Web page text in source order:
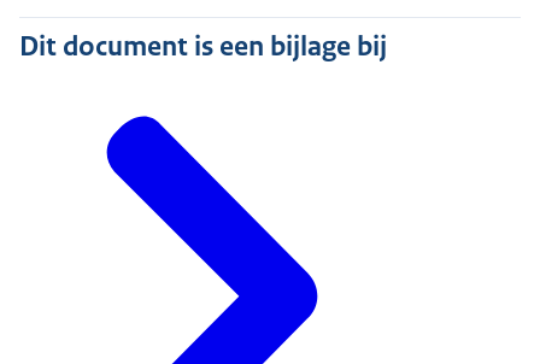
Dit document is een bijlage bij